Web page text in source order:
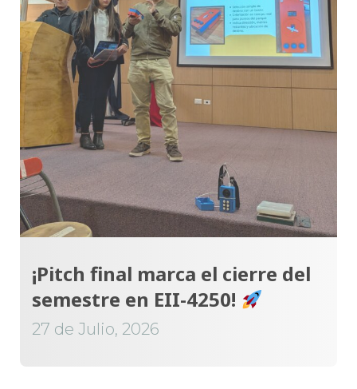
¡Pitch final marca el cierre del
semestre en EII-4250!
27 de Julio, 2026